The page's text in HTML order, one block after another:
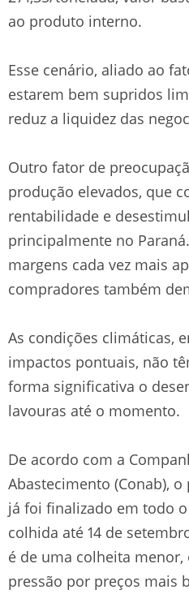
ao produto interno.
Esse cenário, aliado ao
estarem bem supridos
reduz a liquidez das
Outro fator de
produção elevados, que
rentabilidade e
principalmente no
margens cada vez mais
compradores também
As condições climáticas,
impactos pontuais, não
forma significativa o
lavouras até o momento.
De acordo com a
Abastecimento (Conab),
já foi finalizado em todo o
colhida até 14 de
é de uma colheita menor,
pressão por preços mais